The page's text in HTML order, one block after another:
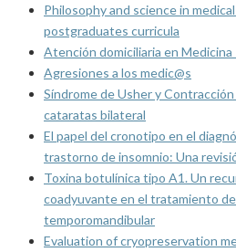
Philosophy and science in
postgraduates curricula
Atención domiciliaria en
Agresiones a los medic@s
Síndrome de Usher y
cataratas bilateral
El papel del cronotipo en el
trastorno de insomnio: Una
Toxina botulínica tipo A1. Un
coadyuvante en el tratamiento
temporomandibular
Evaluation of cryopreservation